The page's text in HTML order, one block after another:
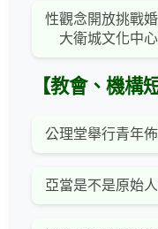
性觀念開放挑戰
大衛城文化中
【教會、機構
公理堂舉行青年
亞當是不是原始